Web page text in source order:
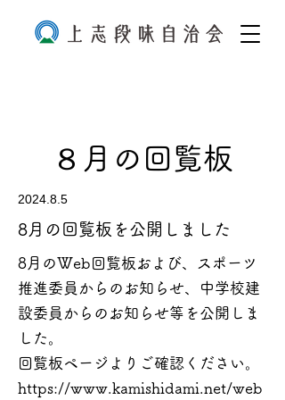
８月の回覧板
2024.8.5
8月の回覧板を公開しました
8月のWeb回覧板および、スポーツ
推進委員からのお知らせ、中学校建
設委員からのお知らせ等を公開しま
した。
回覧板ページよりご確認ください。
https://www.kamishidami.net/web